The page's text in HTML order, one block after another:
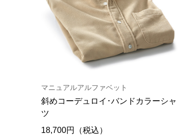
マニュアルアルファベット
斜めコーデュロイ･バンドカラーシャ
ツ
18,700円（税込）